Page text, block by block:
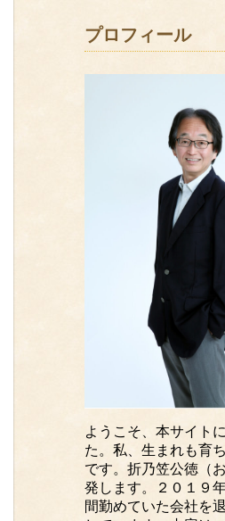
プロフィール
ようこそ、本サイト
た。私、生まれも育
です。折乃笠公徳（
発します。２０１９
間勤めていた会社を